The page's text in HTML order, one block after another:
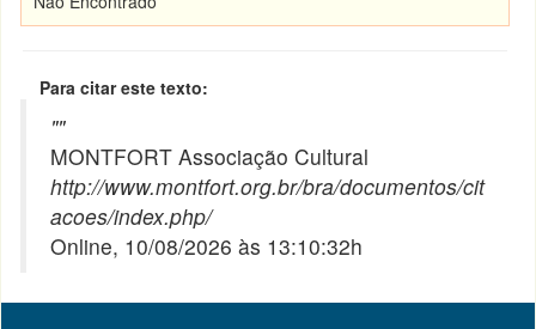
Para citar este texto:
""
MONTFORT Associação Cultural
http://www.montfort.org.br/bra/documentos/cit
acoes/index.php/
Online, 10/08/2026 às 13:10:32h